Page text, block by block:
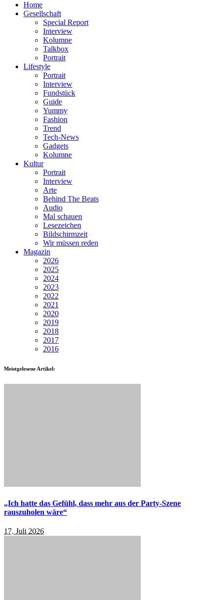
Home
Gesellschaft
Special Report
Interview
Kolumne
Talkbox
Portrait
Lifestyle
Portrait
Interview
Fundstück
Guide
Yummy
Fashion
Trend
Tech-News
Gadgets
Kolumne
Kultur
Portrait
Interview
Arte
Behind The Beats
Audio
Mal schauen
Lesezeichen
Bildschirmzeit
Wir müssen reden
Magazin
2026
2025
2024
2023
2022
2021
2020
2019
2018
2017
2016
Meistgelesene Artikel:
„Ich hatte das Gefühl, dass mehr aus der Party-Szene
rauszuholen wäre“
17. Juli 2026